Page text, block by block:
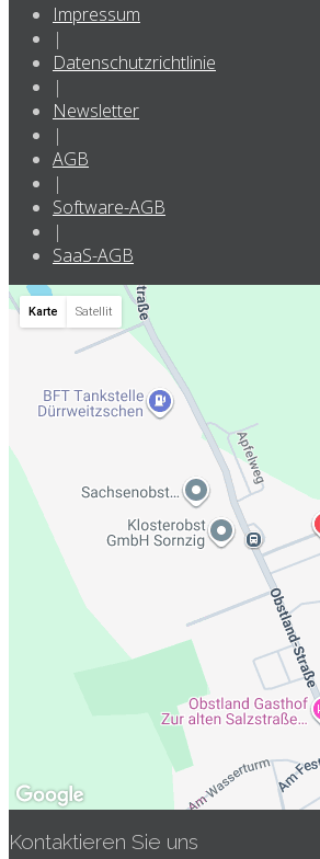
Impressum
|
Datenschutzrichtlinie
|
Newsletter
|
AGB
|
Software-AGB
|
SaaS-AGB
Karte Satellit
Kontaktieren Sie uns